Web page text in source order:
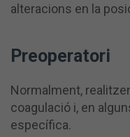
alteracions en la
Preoperatori
Normalment,
coagulació i, en
específica.